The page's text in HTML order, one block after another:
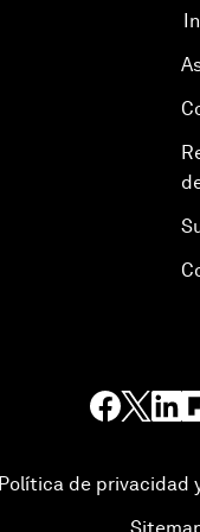
Política de privacidad